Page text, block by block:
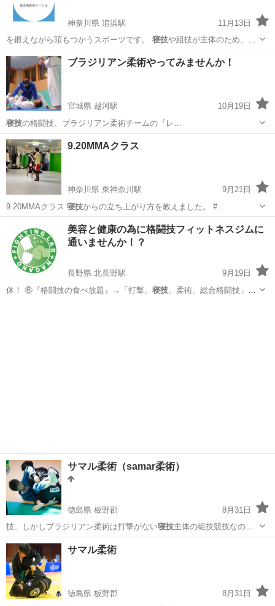
神奈川県 追浜駅
11月13日
を鍛えながら頭もつかうスポーツです。 寝技や組技が主体のため、安
全性が高く、まっ…
神奈川 横須賀市 追浜駅 空手/他格闘技 サークル
ブラジリアン柔術やってみませんか！
宮城県 越河駅
10月19日
寝技の格闘技、ブラジリアン柔術チームの『レ…
宮城 白石市
9.20MMAクラス
神奈川県 東神奈川駅
9月21日
9.20MMAクラス 寝技 からの立ち上がり方を教えました。 #…
横浜市 東神奈川駅 空手/他格闘技 MMA
美容と健康の為に格闘技フィットネスジムに
通いませんか！？
長野県 北長野駅
9月19日
休！ ⑥『格闘技の食べ放題』→「打撃、 寝技、柔術、総合格闘技」な
サマル柔術（samar柔術）
徳島県 板野郡
8月31日
技、しかしブラジリアン柔術は打撃がない寝技主体の組技競技なので
女性や子供、年齢問…
徳島 板野郡 空手/他格闘技
サマル柔術
徳島県 板野郡
8月31日